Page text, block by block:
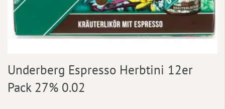
Anfang
der
Bildergalerie
Underberg Espresso Herbtini 12er
Pack 27% 0.02